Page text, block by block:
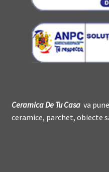
Ceramica DeTu Casava
ceramice, parchet, obiecte